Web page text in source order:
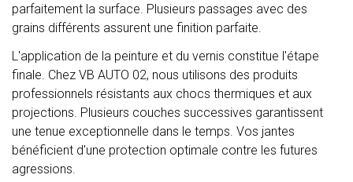
parfaitement la surface. Plusieurs passages avec des
grains différents assurent une finition parfaite.
L'application de la peinture et du vernis constitue l'étape
finale. Chez VB AUTO 02, nous utilisons des produits
professionnels résistants aux chocs thermiques et aux
projections. Plusieurs couches successives garantissent
une tenue exceptionnelle dans le temps. Vos jantes
bénéficient d'une protection optimale contre les futures
agressions.